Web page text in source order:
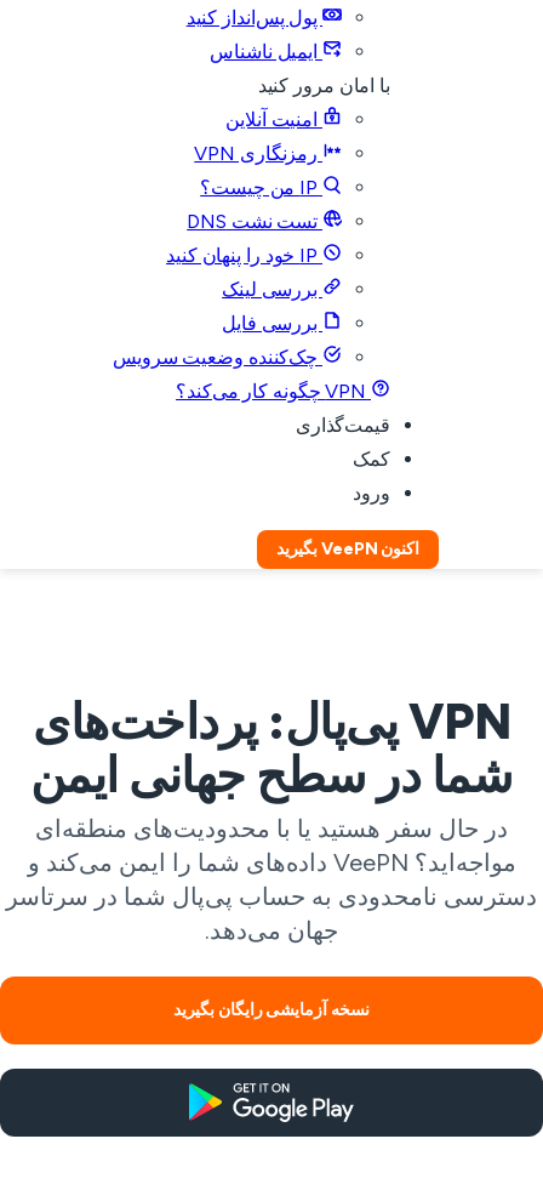
پول پس‌انداز کنید
ایمیل ناشناس
با امان مرور کنید
امنیت آنلاین
رمزنگاری VPN
IP من چیست؟
تست نشت DNS
IP خود را پنهان کنید
بررسی لینک
بررسی فایل
چک‌کننده وضعیت سرویس
VPN چگونه کار می‌کند؟
قیمت‌گذاری
کمک
ورود
اکنون VeePN بگیرید
VPN پی‌پال: پرداخت‌های
شما در سطح جهانی ایمن
در حال سفر هستید یا با محدودیت‌های منطقه‌ای
مواجه‌اید؟ VeePN داده‌های شما را ایمن می‌کند و
نامحدودی به حساب پی‌پال شما در سرتاسر
جهان می‌دهد.
نسخه آزمایشی رایگان بگیرید